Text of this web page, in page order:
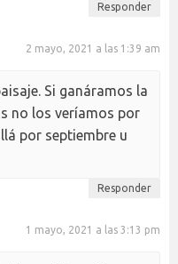
Responder
2 mayo, 2021 a las 1:39 am
Si ganáramos la
no los veríamos por
por septiembre u
Responder
1 mayo, 2021 a las 3:13 pm